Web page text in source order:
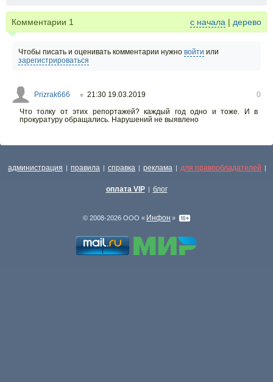
Комментарии 1 с начала | дерево
Чтобы писать и оценивать комментарии нужно войти или
зарегистрироваться
Prizrak666 ○ 21:30 19.03.2019
0
Что толку от этих репортажей? каждый год одно и тоже. И в
прокуратуру обращались. Нарушений не выявлено
администрация | правила | справка | реклама | для правообладателей |
оплата VIP | блог
© 2008-2026 ООО « Инфон »